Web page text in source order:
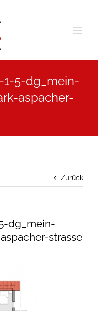
5-dg_mein-
aspacher-
Zurück
dg_mein-
strasse